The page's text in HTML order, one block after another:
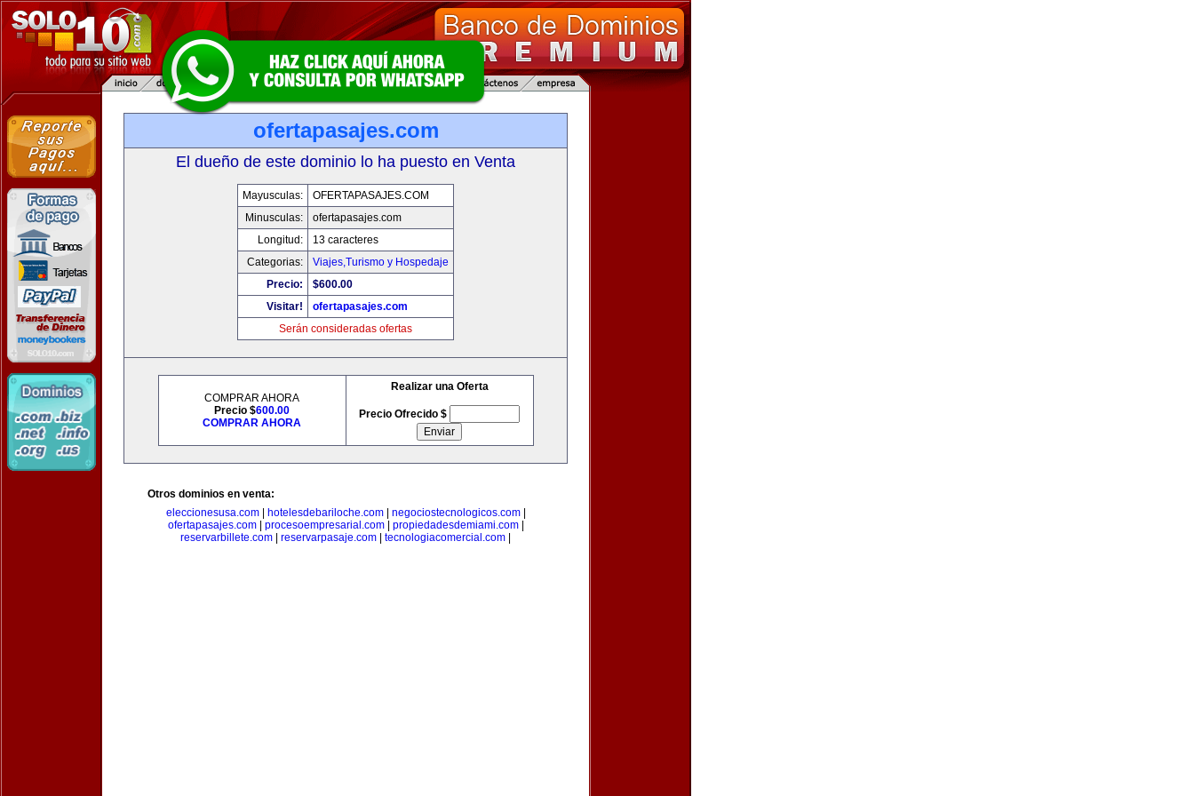
ofertapasajes.com
El dueño de este dominio lo ha puesto en Venta
Mayusculas:
OFERTAPASAJES.COM
Minusculas:
ofertapasajes.com
Longitud:
13 caracteres
Categorias:
Viajes,Turismo y Hospedaje
Precio:
$600.00
Visitar!
ofertapasajes.com
Serán consideradas ofertas
COMPRAR AHORA
Precio $600.00
COMPRAR AHORA
Realizar una Oferta
Precio Ofrecido $
Otros dominios en venta:
eleccionesusa.com| hotelesdebariloche.com| negociostecnologicos.com|
ofertapasajes.com| procesoempresarial.com| propiedadesdemiami.com|
reservarbillete.com
reservarpasaje.com tecnologiacomercial.com